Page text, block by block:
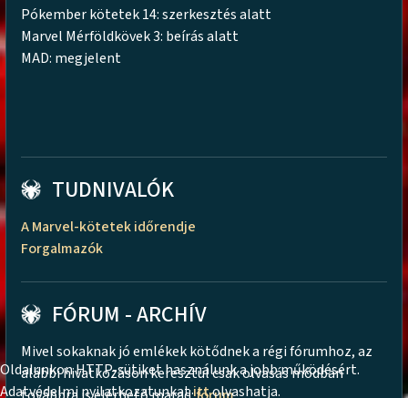
Pókember kötetek 14: szerkesztés alatt
Marvel Mérföldkövek 3: beírás alatt
MAD: megjelent
TUDNIVALÓK
A Marvel-kötetek időrendje
Forgalmazók
FÓRUM - ARCHÍV
Mivel sokaknak jó emlékek kötődnek a régi fórumhoz, az
alábbi hivatkozáson keresztül csak olvasás módban
Oldalunkon HTTP-sütiket használunk a jobb működésért.
Adatvédelmi nyilatkozatunkatittolvashatja.